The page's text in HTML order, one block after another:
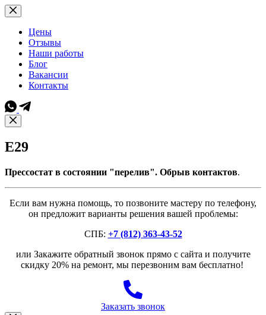
Перейти
к
сути
Цены
Отзывы
Наши работы
Блог
Вакансии
Контакты
E29
Прессостат в состоянии "перелив". Обрыв контактов.
Если вам нужна помощь, то позвоните мастеру по телефону,
он предложит варианты решения вашей проблемы:
СПБ: +7 (812) 363-43-52
или Закажите обратный звонок прямо с сайта и получите
скидку 20% на ремонт, мы перезвоним вам бесплатно!
Заказать звонок